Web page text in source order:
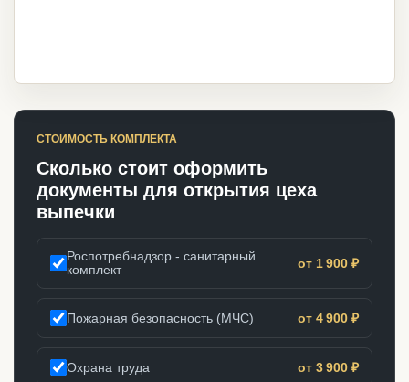
СТОИМОСТЬ КОМПЛЕКТА
Сколько стоит оформить
документы для открытия цеха
выпечки
Роспотребнадзор - санитарный
комплект
от 1 900 ₽
Пожарная безопасность (МЧС) от 4 900 ₽
Охрана труда от 3 900 ₽